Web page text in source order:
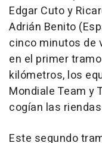
Edgar Cuto y
Adrián Benito
cinco minutos de
en el primer
kilómetros, los
Mondiale Team y
cogían las
Este segundo